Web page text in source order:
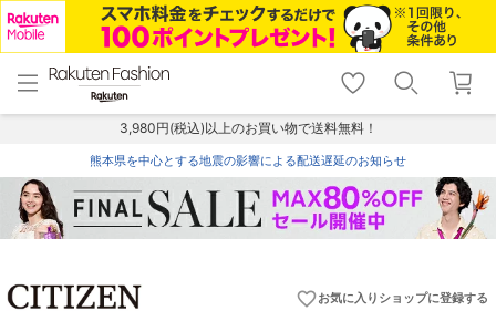
menu home
トップ
shopping_cart lock_outline
ログイン
3,980円(税込)以上のお買い物で送料無料！
熊本県を中心とする地震の影響による配送遅延のお知らせ
favorite_borderお気に入りショップに登録する